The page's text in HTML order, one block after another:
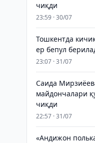
чиқди
23:59 · 30/07
Тошкентда
ер бепул
23:07 · 31/07
Саида
майдончалари
чиқди
22:57 · 31/07
«Андижон